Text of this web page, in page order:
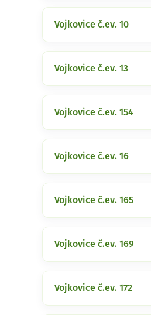
Vojkovice č.ev. 10
Vojkovice č.ev. 13
Vojkovice č.ev. 154
Vojkovice č.ev. 16
Vojkovice č.ev. 165
Vojkovice č.ev. 169
Vojkovice č.ev. 172